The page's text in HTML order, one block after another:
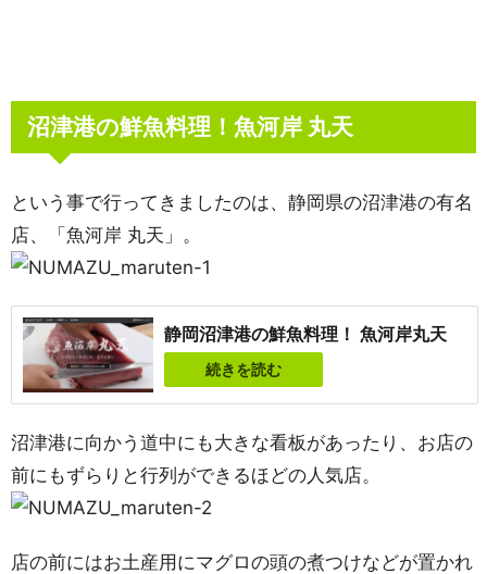
沼津港の鮮魚料理！魚河岸 丸天
という事で行ってきましたのは、静岡県の沼津港の有名
店、「魚河岸 丸天」。
静岡沼津港の鮮魚料理！ 魚河岸丸天
続きを読む
沼津港に向かう道中にも大きな看板があったり、お店の
前にもずらりと行列ができるほどの人気店。
店の前にはお土産用にマグロの頭の煮つけなどが置かれ